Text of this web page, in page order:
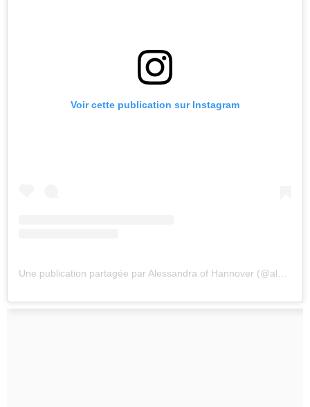
Voir cette publication sur Instagram
Une publication partagée par Alessandra of Hannover (@alessandradeosmatribute)